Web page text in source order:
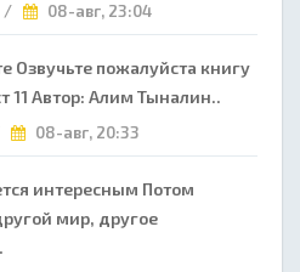
/ 08-авг, 23:04
Озвучьте пожалуйста книгу
11 Автор: Алим Тыналин..
08-авг, 20:33
интересным Потом
мир, другое